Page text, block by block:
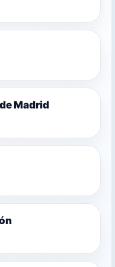
Madrid